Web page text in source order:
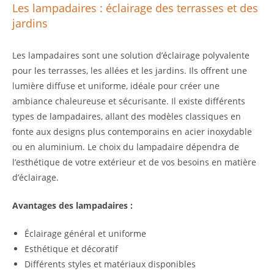
Les lampadaires : éclairage des terrasses et des
jardins
Les lampadaires sont une solution d’éclairage polyvalente
pour les terrasses, les allées et les jardins. Ils offrent une
lumière diffuse et uniforme, idéale pour créer une
ambiance chaleureuse et sécurisante. Il existe différents
types de lampadaires, allant des modèles classiques en
fonte aux designs plus contemporains en acier inoxydable
ou en aluminium. Le choix du lampadaire dépendra de
l’esthétique de votre extérieur et de vos besoins en matière
d’éclairage.
Avantages des lampadaires :
Éclairage général et uniforme
Esthétique et décoratif
Différents styles et matériaux disponibles